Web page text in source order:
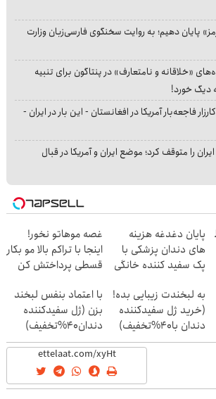
پایان دهیم؛ به روایت سخنگوی فارسی‌زبان وزارت
«خلاقانه و نامتعارف» در پنتاگون برای تنبیه
دیگ خورد!
فاجعه‌بار آمریکا در افغانستان - این بار در ایران -
را متوقف کرد؛ موضع ایران و آمریکا در قبال
پایان دغدغه هزینه
های دندان پزشکی با
پک سفید کننده خانگی
غصه موهاتو نخور!
اینجا با تراکم بالا مو بکار
قسطی پرداختش کن
به لبخندت زیبایی بده!
(خرید ژل سفیدکننده
دندان با40%تخفیف)
با اعتماد بنفس لبخند
بزن (ژل سفیدکننده
دندان40%تخفیف)